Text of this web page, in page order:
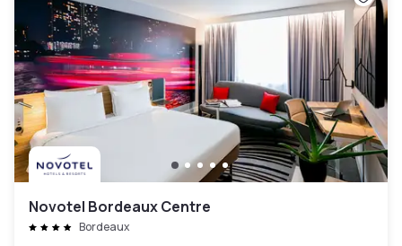
Novotel Bordeaux Centre
Bordeaux